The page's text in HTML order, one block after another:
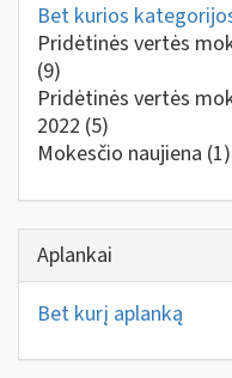
Bet kurios
Pridėtinės vertės
(9)
Pridėtinės vertės
2022 (5)
Mokesčio naujiena (1)
Aplankai
Bet kurį aplanką